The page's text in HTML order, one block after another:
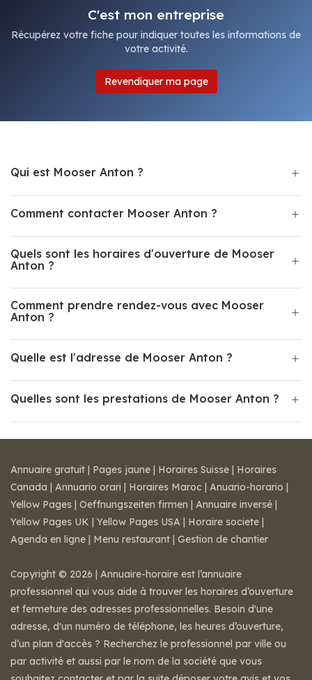
C'est mon entreprise
Récupérez votre fiche pour indiquer toutes les informations de
votre activité.
Revendiquer ma page
Qui est Mooser Anton ?
Comment contacter Mooser Anton ?
Quels sont les horaires d'ouverture de Mooser
Anton ?
Comment prendre rendez-vous avec Mooser
Anton ?
Quelle est l'adresse de Mooser Anton ?
Quelles sont les prestations de Mooser Anton ?
Annuaire gratuit | Pages jaune | Horaires Suisse | Horaires
Canada | Annuario orari | Horaires Maroc | Anuario-horario |
Yellow Pages | Oeffnungszeiten firmen | Annuaire inversé |
Yellow Pages UK | Yellow Pages USA | Horaire societe |
Agenda en ligne | Menu restaurant | Gestion de chantier
Copyright © 2026 | Annuaire-horaire est l’annuaire
professionnel qui vous aide à trouver les horaires d’ouverture
et fermeture des adresses professionnelles. Besoin d'une
adresse, d'un numéro de téléphone, les heures d’ouverture,
d’un plan d'accès ? Recherchez le professionnel par ville ou
par activité et aussi par le nom de la société que vous